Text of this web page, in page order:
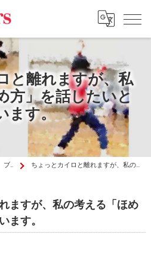
と離れますが、私
方」を話したいと
ます。
ブログ ちょっとカイロと離れますが、私の考える「ほめ方」を話したいと思います。
ますが、私の考える「ほめ
ます。